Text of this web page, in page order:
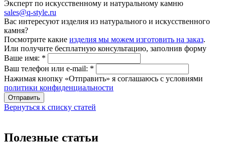
Эксперт по искусственному и натуральному камню
sales@q-style.ru
Вас интересуют изделия из натурального и искусственного
камня?
Посмотрите какие изделия мы можем изготовить на заказ.
Или получите бесплатную консультацию, заполнив форму
Ваше имя: *
Ваш телефон или e-mail: *
Нажимая кнопку «Отправить» я соглашаюсь с условиями
политики конфиденциальности
Отправить
Вернуться к списку статей
Полезные статьи